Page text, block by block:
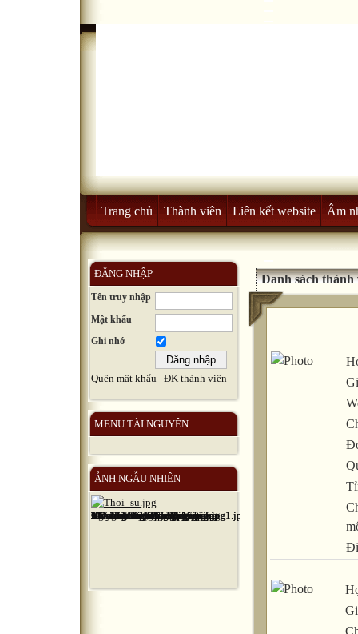
Trang chủ Thành viên Liên kết website Âm
ĐĂNG NHẬP
Tên truy nhập
Mật khẩu
Ghi nhớ
Quên mật khẩu ĐK thành viên
MENU TÀI NGUYÊN
ẢNH NGẪU NHIÊN
Danh sách thành